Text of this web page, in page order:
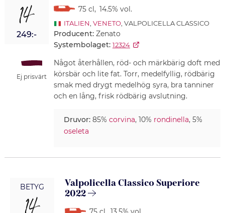
14
249:-
Ej prisvärt
75 cl, 14.5% vol.
ITALIEN VENETO, VALPOLICELLA CLASSICO
Producent: Zenato
Systembolaget: 12324
Något återhållen, röd- och märkbärig doft med
körsbär och lite fat. Torr, medelfyllig, rödbärig
smak med drygt medelhög syra, bra tanniner
och en lång, frisk rödbärig avslutning.
Druvor:85% corvina, 10% rondinella, 5%
oseleta
BETYG
Valpolicella Classico Superiore
2022